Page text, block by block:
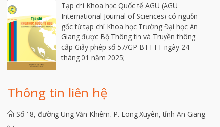
Tạp chí Khoa học Quốc tế AGU (AGU
International Journal of Sciences) có nguồn
gốc từ tạp chí Khoa học Trường Đại học An
Giang được Bộ Thông tin và Truyền thông
cấp Giấy phép số 57/GP-BTTTT ngày 24
tháng 01 năm 2025;
Thông tin liên hệ
Số 18, đường Ung Văn Khiêm, P. Long Xuyên, tỉnh An Giang